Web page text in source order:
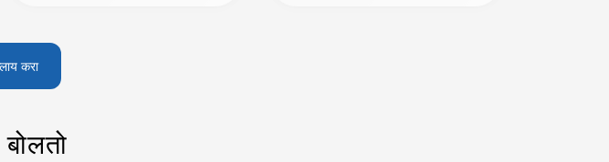
करा
बोलतो